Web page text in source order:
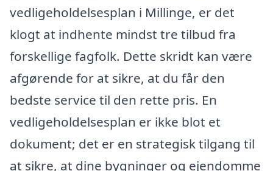
vedligeholdelsesplan i Millinge, er det
klogt at indhente mindst tre tilbud fra
forskellige fagfolk. Dette skridt kan være
afgørende for at sikre, at du får den
bedste service til den rette pris. En
vedligeholdelsesplan er ikke blot et
dokument; det er en strategisk tilgang til
at sikre, at dine bygninger og ejendomme